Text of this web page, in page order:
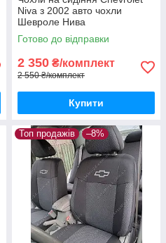
Niva з 2002 авто чохли
Шевроле Нива
Готово до відправки
2 350 ₴/комплект
2 550 ₴/комплект
Купити
Топ продажів –8%